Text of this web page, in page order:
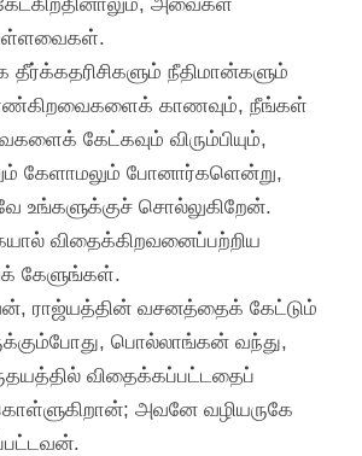
தீர்க்கதரிசிகளும் நீதிமான்களும்
காணவும், நீங்கள்
கேட்கவும் விரும்பியும்,
கேளாமலும் போனார்களென்று,
உங்களுக்குச் சொல்லுகிறேன்.
விதைக்கிறவனைப்பற்றிய
கேளுங்கள்.
ராஜ்யத்தின் வசனத்தைக் கேட்டும்
பொல்லாங்கன் வந்து,
விதைக்கப்பட்டதைப்
அவனே வழியருகே